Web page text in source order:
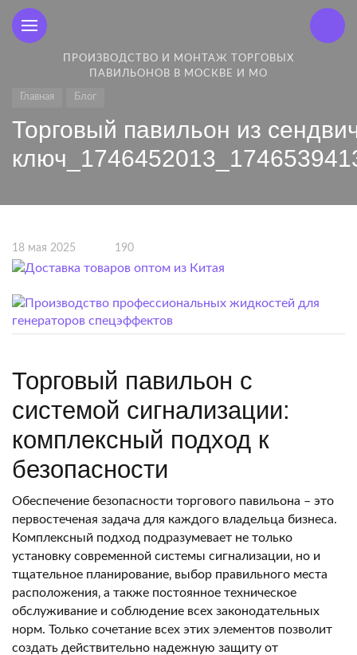
ПРОИЗВОДСТВО И МОНТАЖ ТОРГОВЫХ
ПАВИЛЬОНОВ В МОСКВЕ И МО
Главная Блог
Торговый павильон из
18 мая 2025 190
Торговый павильон с
системой сигнализации:
комплексный подход к
безопасности
Обеспечение безопасности торгового павильона – это
первостеченая задача для каждого владельца бизнеса.
Комплексный подход подразумевает не только
установку современной системы сигнализации‚ но и
тщательное планирование‚ выбор правильного места
расположения‚ а также постоянное техническое
обслуживание и соблюдение всех законодательных
норм. Только сочетание всех этих элементов позволит
создать действительно надежную защиту от